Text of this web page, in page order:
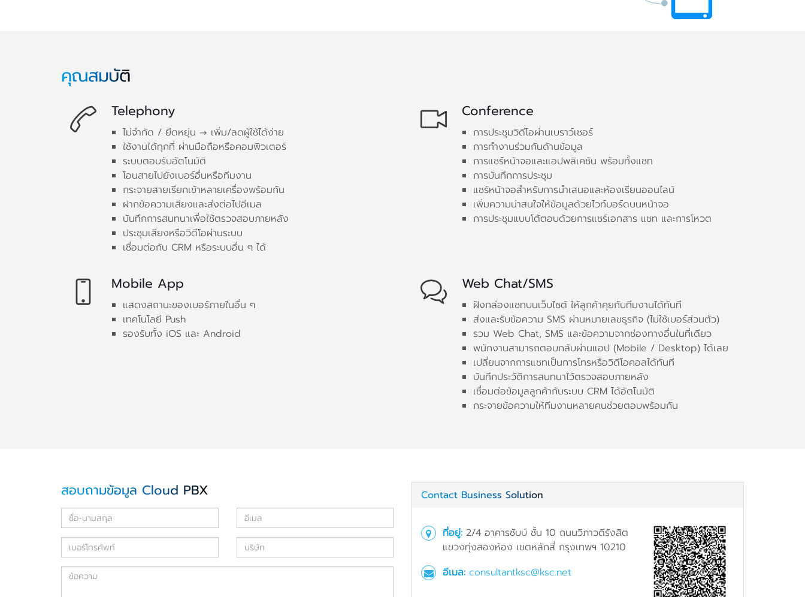
คุณสมบัติ
Telephony
ไม่จำกัด / ยืดหยุ่น → เพิ่ม/ลดผู้ใช้ได้ง่าย
ใช้งานได้ทุกที่ ผ่านมือถือหรือคอมพิวเตอร์
ระบบตอบรับอัตโนมัติ
โอนสายไปยังเบอร์อื่นหรือทีมงาน
กระจายสายเรียกเข้าหลายเครื่องพร้อมกัน
ฝากข้อความเสียงและส่งต่อไปอีเมล
บันทึกการสนทนาเพื่อใช้ตรวจสอบภายหลัง
ประชุมเสียงหรือวิดีโอผ่านระบบ
เชื่อมต่อกับ CRM หรือระบบอื่น ๆ ได้
Conference
การประชุมวิดีโอผ่านเบราว์เซอร์
การทำงานร่วมกันด้านข้อมูล
การแชร์หน้าจอและแอปพลิเคชัน พร้อมทั้งแชท
การบันทึกการประชุม
แชร์หน้าจอสำหรับการนำเสนอและห้องเรียนออนไลน์
เพิ่มความน่าสนใจให้ข้อมูลด้วยไวท์บอร์ดบนหน้าจอ
การประชุมแบบโต้ตอบด้วยการแชร์เอกสาร แชท และการโหวต
Mobile App
แสดงสถานะของเบอร์ภายในอื่น ๆ
เทคโนโลยี Push
รองรับทั้ง iOS และ Android
Web Chat/SMS
ฝังกล่องแชทบนเว็บไซต์ ให้ลูกค้าคุยกับทีมงานได้ทันที
ส่งและรับข้อความ SMS ผ่านหมายเลขธุรกิจ (ไม่ใช้เบอร์ส่วนตัว)
รวม Web Chat, SMS และข้อความจากช่องทางอื่นในที่เดียว
พนักงานสามารถตอบกลับผ่านแอป (Mobile / Desktop) ได้เลย
เปลี่ยนจากการแชทเป็นการโทรหรือวิดีโอคอลได้ทันที
บันทึกประวัติการสนทนาไว้ตรวจสอบภายหลัง
เชื่อมต่อข้อมูลลูกค้ากับระบบ CRM ได้อัตโนมัติ
กระจายข้อความให้ทีมงานหลายคนช่วยตอบพร้อมกัน
สอบถามข้อมูล Cloud PBX Contact Business Solution
ที่อยู่: 2/4 อาคารชับบ์ ชั้น 10 ถนนวิภาวดีรังสิต
แขวงทุ่งสองห้อง เขตหลักสี่ กรุงเทพฯ 10210
อีเมล: consultantksc@ksc.net